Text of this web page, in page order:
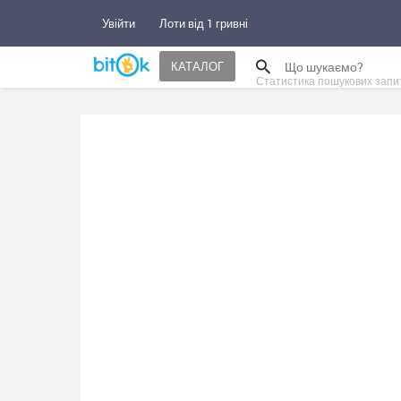
Увійти Лоти від 1 гривні
КАТАЛОГ
Статистика пошукових